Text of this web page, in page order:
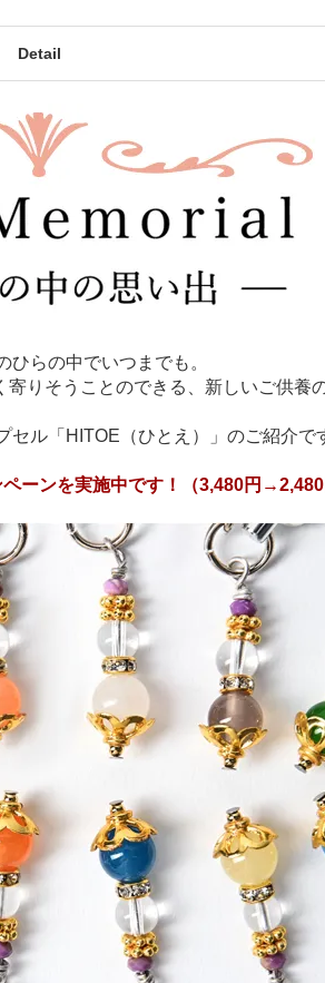
Detail
らの中でいつまでも。
りそうことのできる、新しいご供養
ル「HITOE（ひとえ）」のご紹介で
ペーンを実施中です！（3,480円→2,480